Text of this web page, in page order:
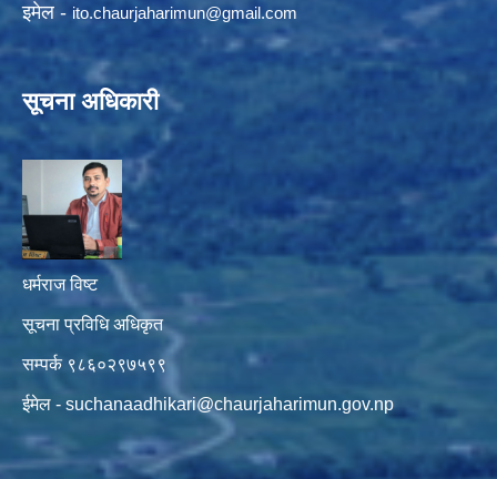
इमेल - ito.chaurjaharimun@gmail.com
सूचना अधिकारी
धर्मराज विष्ट
सूचना प्रविधि अधिकृत
सम्पर्क ९८६०२९७५९९
ईमेल - suchanaadhikari@chaurjaharimun.gov.np